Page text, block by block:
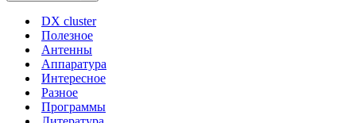
DX cluster
Полезное
Антенны
Аппаратура
Интересное
Разное
Программы